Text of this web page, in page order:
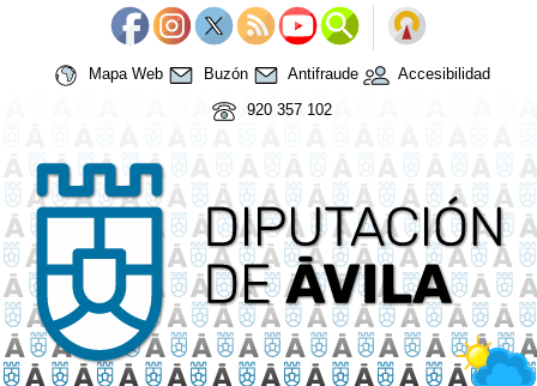
Mapa Web Buzón Antifraude
Accesibilidad
920 357 102